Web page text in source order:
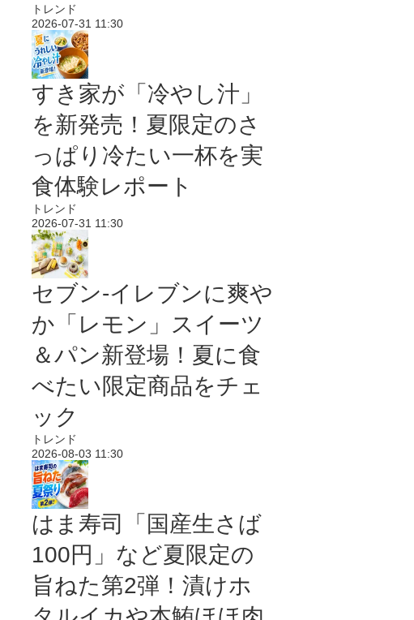
トレンド
2026-07-31 11:30
すき家が「冷やし汁」
を新発売！夏限定のさ
っぱり冷たい一杯を実
食体験レポート
トレンド
2026-07-31 11:30
セブン‐イレブンに爽や
か「レモン」スイーツ
＆パン新登場！夏に食
べたい限定商品をチェ
ック
トレンド
2026-08-03 11:30
はま寿司「国産生さば
100円」など夏限定の
旨ねた第2弾！漬けホ